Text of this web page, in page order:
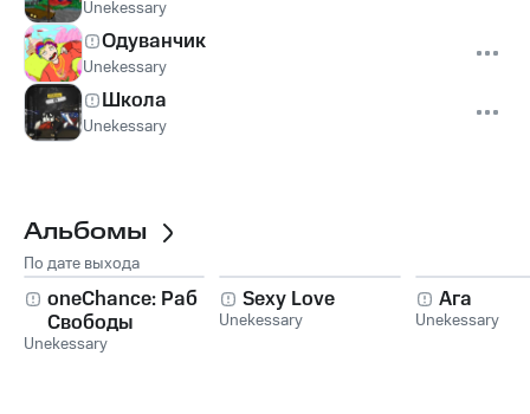
Unekessary
Одуванчик
Unekessary
Школа
Unekessary
Альбомы
По дате выхода
oneChance: Раб
Свободы
Unekessary
Sexy Love
Unekessary
Ага
Unekessary